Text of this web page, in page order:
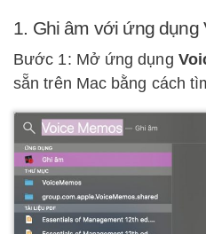
1. Ghi âm với ứng dụng
Bước 1: Mở ứng dụng
sẵn trên Mac bằng cách